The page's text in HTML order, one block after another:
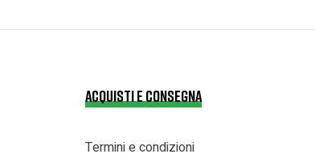
ACQUISTI E CONSEGNA
Termini e condizioni